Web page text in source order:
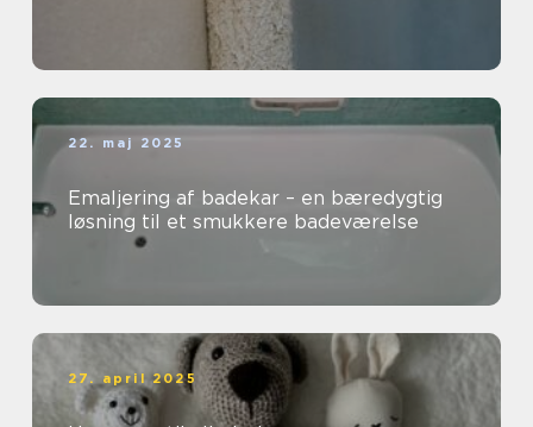
22. maj 2025
Emaljering af badekar – en bæredygtig
løsning til et smukkere badeværelse
27. april 2025